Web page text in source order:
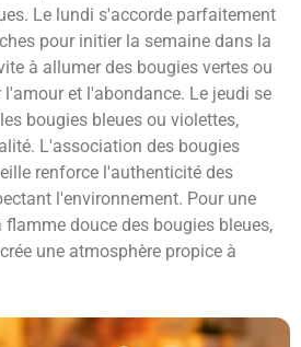
Le lundi s'accorde parfaitement
pour initier la semaine dans la
à allumer des bougies vertes ou
et l'abondance. Le jeudi se
bougies bleues ou violettes,
L'association des bougies
renforce l'authenticité des
l'environnement. Pour une
douce des bougies bleues,
une atmosphère propice à